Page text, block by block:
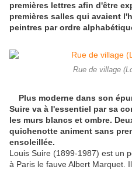
premières lettres afin d'être
premières salles qui avaient
peintres par ordre
Rue de village
Plus moderne dans son
Suire va à l'essentiel par sa
les murs blancs et ombre.
quichenotte animent sans
ensoleillée.
Louis Suire (1899-1987) est un
à Paris le fauve Albert Marquet.